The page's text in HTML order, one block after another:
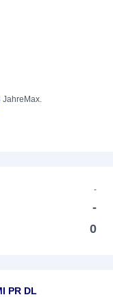
Jahre Max.
-
-
0
PR DL